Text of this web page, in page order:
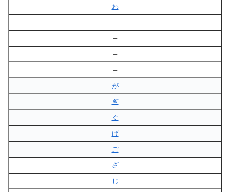
わ
–
–
–
–
が
ぎ
ぐ
げ
ご
ざ
じ